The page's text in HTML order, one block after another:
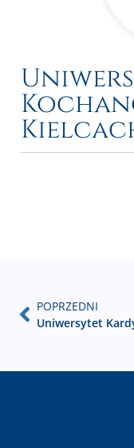
POPRZEDNI